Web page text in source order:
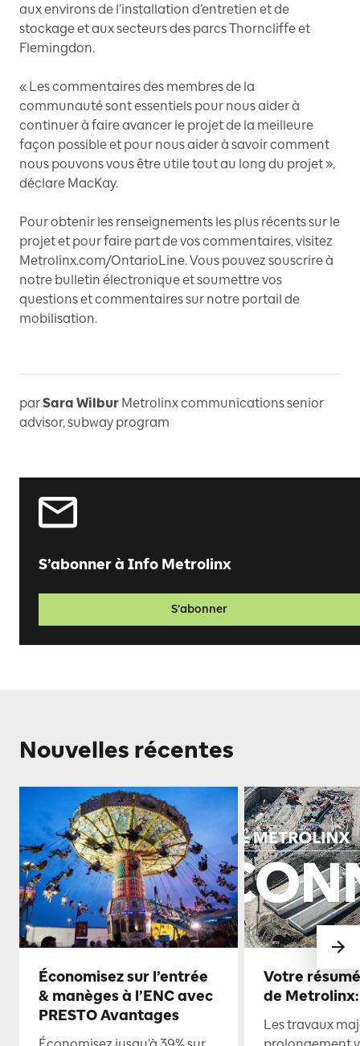
aux environs de l’installation d’entretien et de
stockage et aux secteurs des parcs Thorncliffe et
Flemingdon.
« Les commentaires des membres de la
communauté sont essentiels pour nous aider à
continuer à faire avancer le projet de la meilleure
façon possible et pour nous aider à savoir comment
nous pouvons vous être utile tout au long du projet »,
déclare MacKay.
Pour obtenir les renseignements les plus récents sur le
projet et pour faire part de vos commentaires, visitez
Metrolinx.com/OntarioLine. Vous pouvez souscrire à
notre bulletin électronique et soumettre vos
questions et commentaires sur notre portail de
mobilisation.
parSara Wilbur Metrolinx communications senior
advisor, subway program
S’abonner à Info Metrolinx
S’abonner
Nouvelles récentes
Économisez sur l’entrée
& manèges à l’ENC avec
PRESTO Avantages
Votre
de
Les travaux